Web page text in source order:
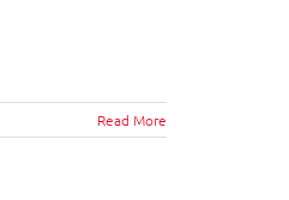
Read More